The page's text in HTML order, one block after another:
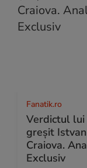
Fanatik.ro
Verdictul lui
greșit
Craiova.
Exclusiv